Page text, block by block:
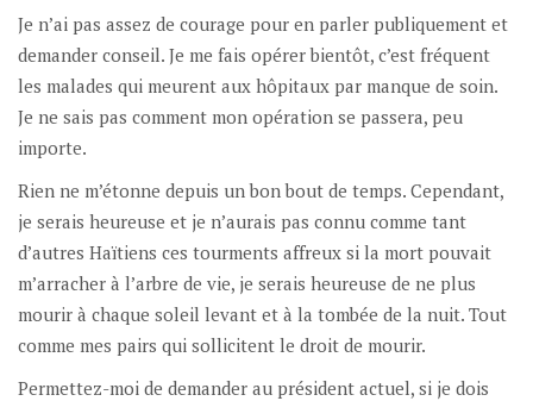
Je n’ai pas assez de courage pour en parler publiquement et
demander conseil. Je me fais opérer bientôt, c’est fréquent
les malades qui meurent aux hôpitaux par manque de soin.
Je ne sais pas comment mon opération se passera, peu
importe.
Rien ne m’étonne depuis un bon bout de temps. Cependant,
je serais heureuse et je n’aurais pas connu comme tant
d’autres Haïtiens ces tourments affreux si la mort pouvait
m’arracher à l’arbre de vie, je serais heureuse de ne plus
mourir à chaque soleil levant et à la tombée de la nuit. Tout
comme mes pairs qui sollicitent le droit de mourir.
Permettez-moi de demander au président actuel, si je dois